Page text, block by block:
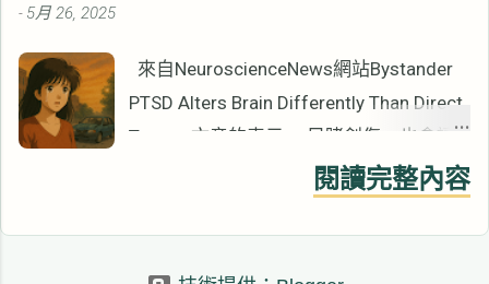
諮商將難以有效果。 諮商工作很重要的一
部分是帶給人們，事情會結束的希望。 如
此刻的現在沒有發生。 例如： 現在在這
全的。 或是 現在傷害你的人已經沒有跟
你住在一起了，你知道嗎？ 縱使只有一下
們就來聊聊語言吧。心理學家Eddie Wu說
過：「每天早上睜開眼睛就是感情扣分的
開始，如果沒有用盡辦法去維持，很快熱
看這段影片 影片非常的浮誇，但是傳遞
- 5月 26, 2025
來自NeuroscienceNews網站Bystander
PTSD Alters Brain Differently Than Direct
Trauma文章的表示， 目睹創傷，也會讓
你的大腦永久改變。 而且 和真正「經
歷」創傷的人，改變的腦區不一樣。 ▋只
是看到也會有PTSD 你可能以為 PTSD 是
戰爭或重大創傷才會有。 但其實 你只是
閱讀完整內容